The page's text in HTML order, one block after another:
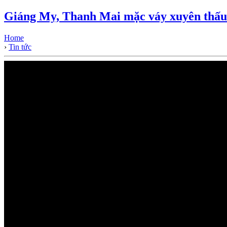
Giáng My, Thanh Mai mặc váy xuyên
Home
› Tin tức